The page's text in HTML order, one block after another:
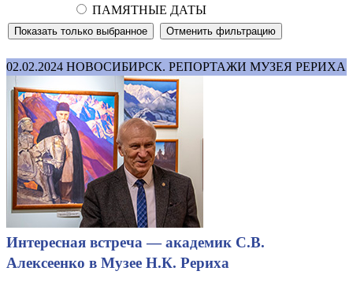
ПАМЯТНЫЕ ДАТЫ
02.02.2024 НОВОСИБИРСК. РЕПОРТАЖИ МУЗЕЯ РЕРИХА
Интересная встреча — академик С.В.
Алексеенко в Музее Н.К. Рериха